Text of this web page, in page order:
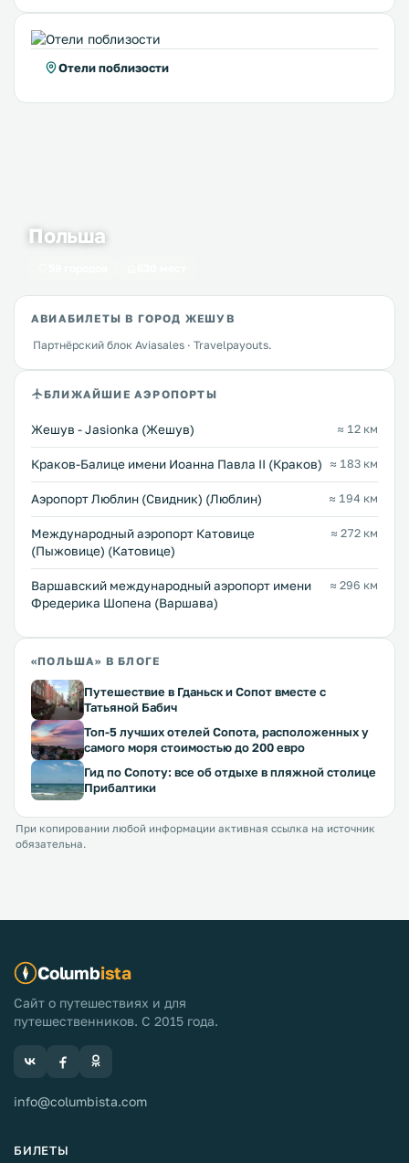
Отели поблизости
Польша
АВИАБИЛЕТЫ В ГОРОД ЖЕШУВ
Партнёрский блок Aviasales · Travelpayouts.
БЛИЖАЙШИЕ АЭРОПОРТЫ
Жешув - Jasionka (Жешув) ≈ 12 км
Краков-Балице имени Иоанна Павла II (Краков) ≈ 183 км
Аэропорт Люблин (Свидник) (Люблин) ≈ 194 км
Международный аэропорт Катовице
(Пыжовице) (Катовице)
≈ 272 км
Варшавский международный аэропорт имени
Фредерика Шопена (Варшава)
≈ 296 км
«ПОЛЬША» В БЛОГЕ
Путешествие в Гданьск и Сопот вместе с
Татьяной Бабич
Топ-5 лучших отелей Сопота, расположенных у
самого моря стоимостью до 200 евро
Гид по Сопоту: все об отдыхе в пляжной столице
Прибалтики
При копировании любой информации активная ссылка на источник
обязательна.
Columbista
Сайт о путешествиях и для
путешественников. С 2015 года.
info@columbista.com
БИЛЕТЫ